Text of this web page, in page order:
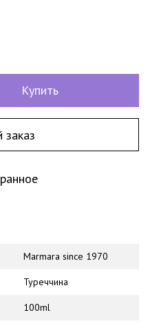
Купить
заказ
Marmara since 1970
Туреччина
100ml